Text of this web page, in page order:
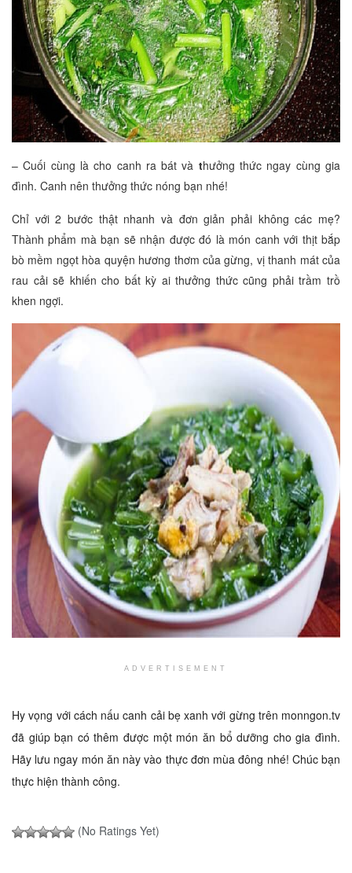
– Cuối cùng là cho canh ra bát và thưởng thức ngay cùng gia
đình. Canh nên thưởng thức nóng bạn nhé!
Chỉ với 2 bước thật nhanh và đơn giản phải không các mẹ?
Thành phẩm mà bạn sẽ nhận được đó là món canh với thịt bắp
bò mềm ngọt hòa quyện hương thơm của gừng, vị thanh mát của
rau cải sẽ khiến cho bất kỳ ai thưởng thức cũng phải trầm trồ
khen ngợi.
ADVERTISEMENT
Hy vọng với cách nấu canh cải bẹ xanh với gừng trên monngon.tv
đã giúp bạn có thêm được một món ăn bổ dưỡng cho gia đình.
Hãy lưu ngay món ăn này vào thực đơn mùa đông nhé! Chúc bạn
thực hiện thành công.
(No Ratings Yet)